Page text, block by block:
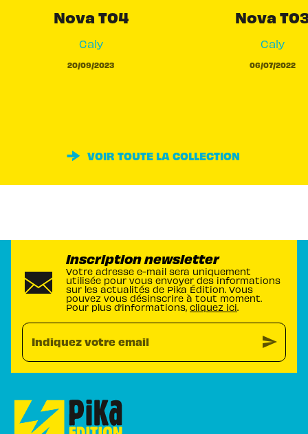
Nova T04
Caly
20/09/2023
Nova
Caly
06/07/2022
VOIR TOUTE LA COLLECTION
Inscription newsletter
Votre adresse e-mail sera uniquement
utilisée pour vous envoyer des informations
sur les actualités de Pika Édition. Vous
pouvez vous désinscrire à tout moment.
Pour plus d’informations, cliquez ici.
Indiquez votre email send